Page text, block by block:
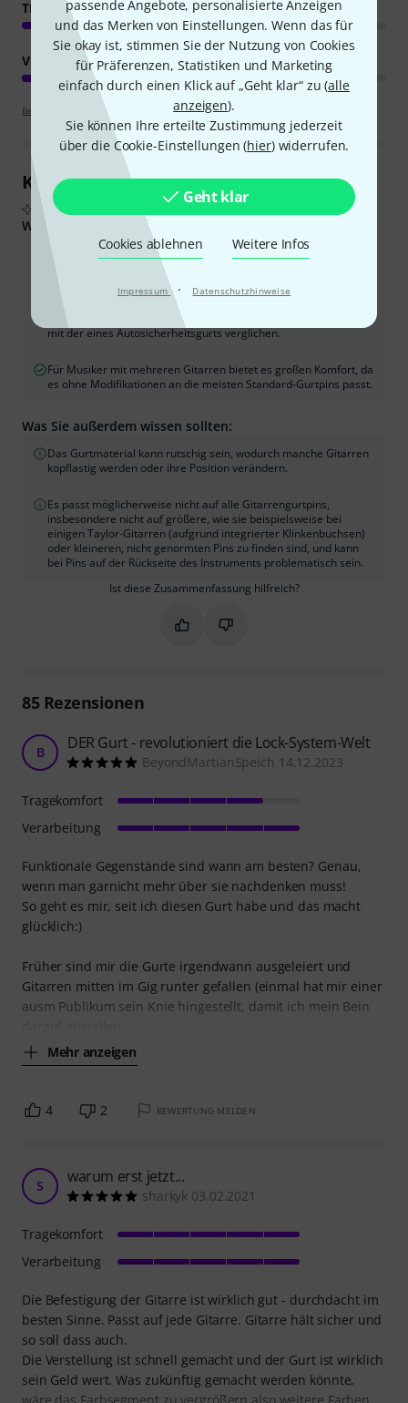
passende Angebote, personalisierte Anzeigen
und das Merken von Einstellungen. Wenn das für
Sie okay ist, stimmen Sie der Nutzung von Cookies
für Präferenzen, Statistiken und Marketing
einfach durch einen Klick auf „Geht klar“ zu (alle
anzeigen).
Sie können Ihre erteilte Zustimmung jederzeit
über die Cookie-Einstellungen (hier) widerrufen.
Geht klar
Cookies ablehnen Weitere Infos
Impressum · Datenschutzhinweise
TRAGEKOMFORT
VERARBEITUNG
Bewertungsrichtlinien
Kundenrezensionen im Überblick
Aus echten Käuferbewertungen, zusammengefasst durch KI
Was Käufern gefiel:
Das automatische Verriegelungssystem ist hochwirksam, sicher
und einfach zu bedienen, sodass keine separaten Gurtschlösser
Der Gurt ist bequem und gut verarbeitet, seine Qualität wird oft
mit der eines Autosicherheitsgurts verglichen.
Für Musiker mit mehreren Gitarren bietet es großen Komfort, da
es ohne Modifikationen an die meisten Standard-Gurtpins passt.
Was Sie außerdem wissen sollten:
Das Gurtmaterial kann rutschig sein, wodurch manche Gitarren
kopflastig werden oder ihre Position verändern.
Es passt möglicherweise nicht auf alle Gitarrengurtpins,
insbesondere nicht auf größere, wie sie beispielsweise bei
einigen Taylor-Gitarren (aufgrund integrierter Klinkenbuchsen)
oder kleineren, nicht genormten Pins zu finden sind, und kann
bei Pins auf der Rückseite des Instruments problematisch sein.
Ist diese Zusammenfassung hilfreich?
Markieren Sie diese
Markieren Sie diese
85Rezensionen
B DER Gurt - revolutioniert die Lock-System-Welt
BeyondMartianSpeich 14.12.2023
Funktionale Gegenstände sind wann am besten? Genau,
wenn man garnicht mehr über sie nachdenken muss!
So geht es mir, seit ich diesen Gurt habe und das macht
glücklich:)
Früher sind mir die Gurte irgendwann ausgeleiert und
Gitarren mitten im Gig runter gefallen (einmal hat mir einer
ausm Publikum sein Knie hingestellt, damit ich mein Bein
Mehr anzeigen
Tragekomfort
Verarbeitung
4 2 BEWERTUNG MELDEN
S warum erst jetzt...
sharkyk 03.02.2021
Die Befestigung der Gitarre ist wirklich gut - durchdacht im
besten Sinne. Passt auf jede Gitarre. Gitarre hält sicher und
so soll dass auch.
Die Verstellung ist schnell gemacht und der Gurt ist wirklich
sein Geld wert. Was zukünftig gemacht werden könnte,
Tragekomfort
Verarbeitung